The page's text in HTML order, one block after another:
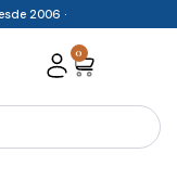
2006 ·
0
Cart